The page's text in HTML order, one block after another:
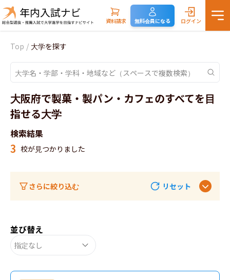
資料請求 無料会員になる ログイン
Top / 大学を探す
大阪府で製菓・製パン・カフェのすべてを目
指せる大学
検索結果
3 校が見つかりました
さらに絞り込む リセット
並び替え
指定なし